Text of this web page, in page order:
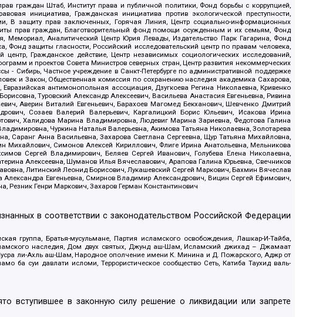
граждан Штаб, Институт права и публичной политики, Фонд борьбы с коррупцией,
инициатива, Гражданская инициатива против экологической преступности,
В защиту прав заключенных, Горячая Линия, Центр социально-информационных
прав граждан, Благотворительный фонд помощи осужденным и их семьям, Фонд
Мемориал, Аналитический Центр Юрия Левады, Издательство Парк Гагарина, Фонд
защиты гласности, Российский исследовательский центр по правам человека,
Гражданское действие, Центр независимых социологических исследований,
и проектов Совета Министров северных стран, Центр развития некоммерческих
- Сибирь, Частное учреждение в Санкт-Петербурге по административной поддержке
и Закон, Общественная комиссия по сохранению наследия академика Сахарова,
антимонопольная ассоциация, Дзугкоева Регина Николаевна, Кривенко
Туровский Александр Алексеевич, Васильева Анастасия Евгеньевна, Ривина
Аверин Виталий Евгеньевич, Барахоев Магомед Бекханович, Шевченко Дмитрий
Созаев Валерий Валерьевич, Каргалицкий Борис Юльевич, Исакова Ирина
Халидова Марина Владимировна, Людевиг Марина Зариевна, Федотова Галина
Чуркина Наталья Валерьевна, Акимова Татьяна Николаевна, Золотарева
Саранг Анна Васильевна, Захарова Светлана Сергеевна, Щур Татьяна Михайловна,
Михайлович, Симонов Алексей Кириллович, Флиге Ирина Анатольевна, Мельникова
Сергей Владимирович, Беляев Сергей Иванович, Голубева Елена Николаевна,
Алексеевна, Шуманов Илья Вячеславович, Арапова Галина Юрьевна, Свечников
Литинский Леонид Борисович, Лукашевский Сергей Маркович, Бахмин Вячеслав
Евгеньевна, Смирнов Владимир Александрович, Вицин Сергей Ефимович,
Резник Генри Маркович, Захаров Герман Константинович
в соответствии с законодательством Российской Федерации
группа, Братья-мусульмане, Партия исламского освобождения, Лашкар-И-Тайба,
наследия, Дом двух святых, Джунд аш-Шам, Исламский джихад – Джамаат
ли-Ахль аш-Шам, Народное ополчение имени К. Минина и Д. Пожарского, Аджр от
суи давлати исломи, Террористическое сообщество Сеть, Катиба Таухид валь-
вступившее в законную силу решение о ликвидации или запрете